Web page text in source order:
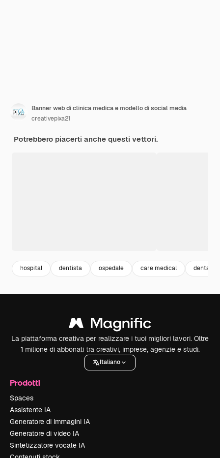
Banner web di clinica medica e modello di social media
creativepixa21
Potrebbero piacerti anche questi vettori.
hospital dentista ospedale care medical dental
La piattaforma creativa per realizzare i tuoi migliori lavori. Oltre
1 milione di abbonati tra creativi, imprese, agenzie e studi.
Italiano
Prodotti
Spaces
Assistente IA
Generatore di immagini IA
Generatore di video IA
Sintetizzatore vocale IA